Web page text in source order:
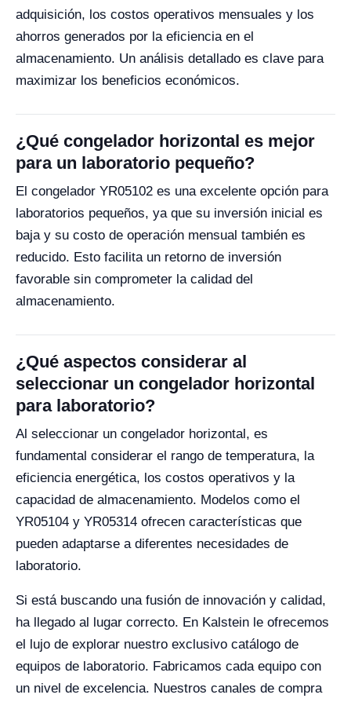
adquisición, los costos operativos mensuales y los
ahorros generados por la eficiencia en el
almacenamiento. Un análisis detallado es clave para
maximizar los beneficios económicos.
¿Qué congelador horizontal es mejor
para un laboratorio pequeño?
El congelador YR05102 es una excelente opción para
laboratorios pequeños, ya que su inversión inicial es
baja y su costo de operación mensual también es
reducido. Esto facilita un retorno de inversión
favorable sin comprometer la calidad del
almacenamiento.
¿Qué aspectos considerar al
seleccionar un congelador horizontal
para laboratorio?
Al seleccionar un congelador horizontal, es
fundamental considerar el rango de temperatura, la
eficiencia energética, los costos operativos y la
capacidad de almacenamiento. Modelos como el
YR05104 y YR05314 ofrecen características que
pueden adaptarse a diferentes necesidades de
laboratorio.
Si está buscando una fusión de innovación y calidad,
ha llegado al lugar correcto. En Kalstein le ofrecemos
el lujo de explorar nuestro exclusivo catálogo de
equipos de laboratorio. Fabricamos cada equipo con
un nivel de excelencia. Nuestros canales de compra